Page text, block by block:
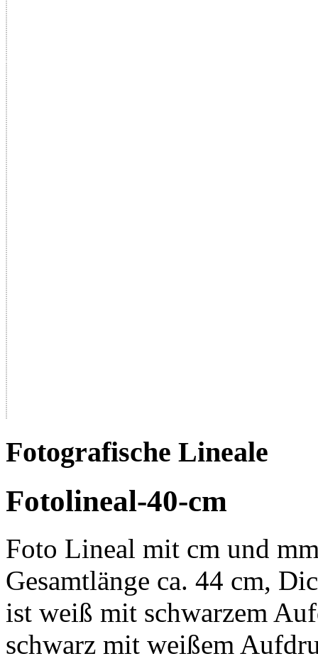
Fotografische Lineale
Fotolineal-40-cm
Foto Lineal mit cm und
Gesamtlänge ca. 44 cm,
ist weiß mit schwarzem
schwarz mit weißem